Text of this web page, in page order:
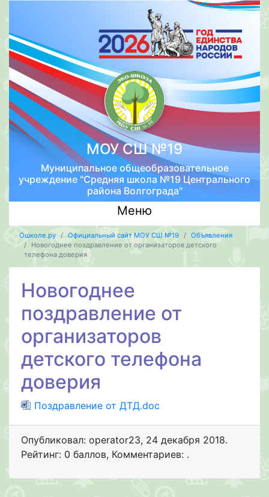
МОУ СШ №19
Муниципальное общеобразовательное
учреждение "Средняя школа №19 Центрального
района Волгограда"
Меню
Ошколе.ру Официальный сайт МОУ СШ №19
Объявления
Новогоднее поздравление от организаторов детского
телефона доверия
Новогоднее
поздравление от
организаторов
детского телефона
доверия
Поздравление от ДТД.doc
Опубликовал: operator23, 24 декабря 2018.
Рейтинг: 0 баллов, Комментариев: .